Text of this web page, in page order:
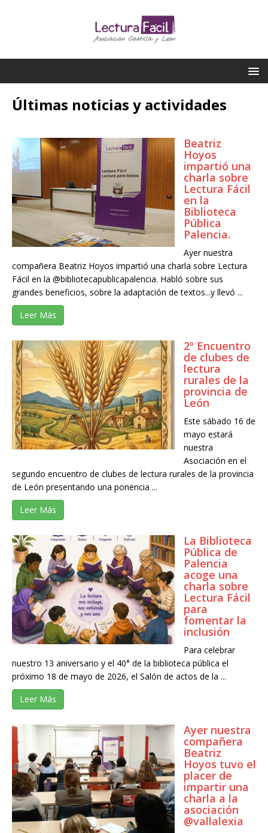
Últimas noticias y actividades
Beatriz
Hoyos
impartió una
charla sobre
Lectura Fácil
en la
Biblioteca
Pública
Palencia.
Ayer nuestra
compañera Beatriz Hoyos impartió una charla sobre Lectura
Fácil en la @bibliotecapublicapalencia. Habló sobre sus
grandes beneficios, sobre la adaptación de textos...y llevó ...
Leer Más
2º Encuentro
de clubes de
lectura
rurales de la
provincia de
León
Este sábado 16 de
mayo estará
nuestra
Asociación en el
segundo encuentro de clubes de lectura rurales de la provincia
de León presentando una ponencia ...
Leer Más
La Biblioteca
Pública de
Palencia
acoge una
charla sobre
Lectura Fácil
para
fomentar la
inclusión
Para celebrar
nuestro 13 aniversario y el 40° de la biblioteca pública el
próximo 18 de mayo de 2026, el Salón de actos de la ...
Leer Más
Ayer nuestra
compañera
Beatriz
Hoyos tuvo el
placer de
impartir una
charla a la
asociación
@vallalexia